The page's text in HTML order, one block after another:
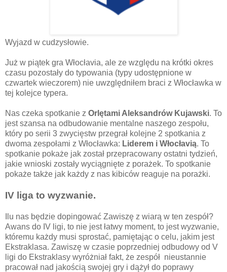
Wyjazd w cudzysłowie.
Już w piątek gra Włocłavia, ale ze względu na krótki okres
czasu pozostały do typowania (typy udostępnione w
czwartek wieczorem) nie uwzględniłem braci z Włocławka w
tej kolejce typera.
Nas czeka spotkanie z Orlętami Aleksandrów Kujawski. To
jest szansa na odbudowanie mentalne naszego zespołu,
który po serii 3 zwycięstw przegrał kolejne 2 spotkania z
dwoma zespołami z Włocławka: Liderem i Włocłavią. To
spotkanie pokaże jak został przepracowany ostatni tydzień,
jakie wnioski zostały wyciągnięte z porażek. To spotkanie
pokaże także jak każdy z nas kibiców reaguje na porażki.
IV liga to wyzwanie.
Ilu nas będzie dopingować Zawiszę z wiarą w ten zespół?
Awans do IV ligi, to nie jest łatwy moment, to jest wyzwanie,
któremu każdy musi sprostać, pamiętając o celu, jakim jest
Ekstraklasa. Zawiszę w czasie poprzedniej odbudowy od V
ligi do Ekstraklasy wyróżniał fakt, że zespół nieustannie
pracował nad jakością swojej gry i dążył do poprawy